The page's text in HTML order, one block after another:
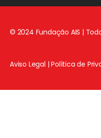
© 2024 Fundação AIS |
Aviso Legal |Política de